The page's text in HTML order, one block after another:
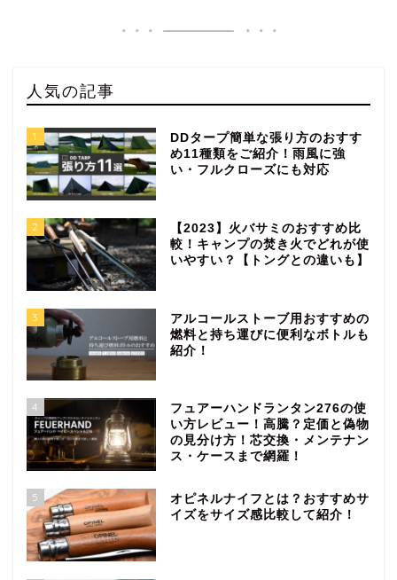
人気の記事
1
DDタープ簡単な張り方のおすす
め11種類をご紹介！雨風に強
い・フルクローズにも対応
2
【2023】火バサミのおすすめ比
較！キャンプの焚き火でどれが使
いやすい？【トングとの違いも】
3
アルコールストーブ用おすすめの
燃料と持ち運びに便利なボトルも
紹介！
4
フュアーハンドランタン276の使
い方レビュー！高騰？定価と偽物
の見分け方！芯交換・メンテナン
ス・ケースまで網羅！
5
オピネルナイフとは？おすすめサ
イズをサイズ感比較して紹介！